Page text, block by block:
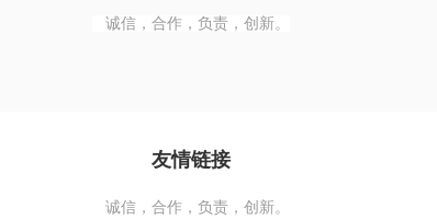
诚信，合作，负责，创新。
友情链接
诚信，合作，负责，创新。